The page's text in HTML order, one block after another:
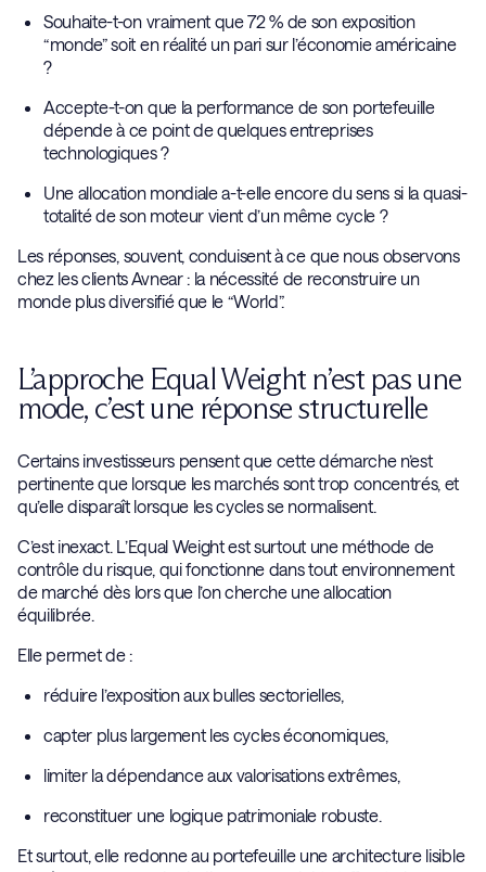
Souhaite-t-on vraiment que 72 % de son exposition
“monde” soit en réalité un pari sur l’économie américaine
?
Accepte-t-on que la performance de son portefeuille
dépende à ce point de quelques entreprises
technologiques ?
Une allocation mondiale a-t-elle encore du sens si la quasi-
totalité de son moteur vient d’un même cycle ?
Les réponses, souvent, conduisent à ce que nous observons
chez les clients Avnear : la nécessité de reconstruire un
monde plus diversifié que le “World”.
L’approche Equal Weight n’est pas une
mode, c’est une réponse structurelle
Certains investisseurs pensent que cette démarche n’est
pertinente que lorsque les marchés sont trop concentrés, et
qu’elle disparaît lorsque les cycles se normalisent.
C’est inexact. L’Equal Weight est surtout une méthode de
contrôle du risque, qui fonctionne dans tout environnement
de marché dès lors que l’on cherche une allocation
équilibrée.
Elle permet de :
réduire l’exposition aux bulles sectorielles,
capter plus largement les cycles économiques,
limiter la dépendance aux valorisations extrêmes,
reconstituer une logique patrimoniale robuste.
Et surtout, elle redonne au portefeuille une architecture lisible